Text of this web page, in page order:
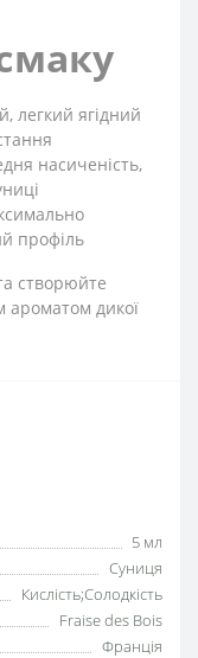
легкий ягідний
насиченість,
профіль
створюйте
ароматом дикої
5 мл
Суниця
Кислість;Солодкість
Fraise des Bois
Франція